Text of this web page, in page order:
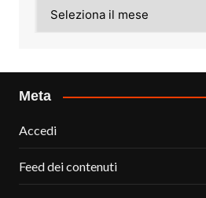
Meta
Accedi
Feed dei contenuti